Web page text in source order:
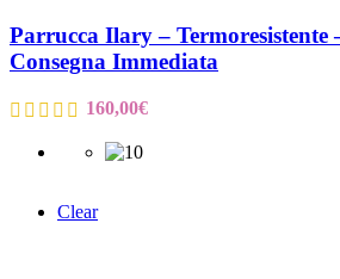
Parrucca Ilary – Termoresistente
Consegna Immediata
160,00€
Clear